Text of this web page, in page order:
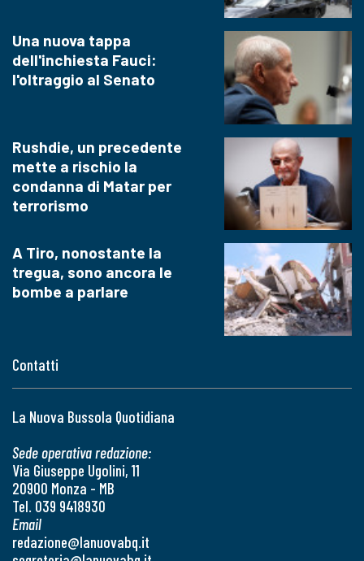
Contatti
La Nuova Bussola Quotidiana
Sede operativa redazione:
Via Giuseppe Ugolini, 11
20900 Monza - MB
Tel. 039 9418930
Email
redazione@lanuovabq.it
Una nuova tappa
dell'inchiesta Fauci:
l'oltraggio al Senato
Rushdie, un precedente
mette a rischio la
condanna di Matar per
terrorismo
A Tiro, nonostante la
tregua, sono ancora le
bombe a parlare